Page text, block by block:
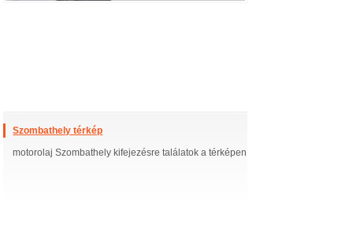
Szombathely térkép
motorolaj Szombathely kifejezésre találatok a térképen